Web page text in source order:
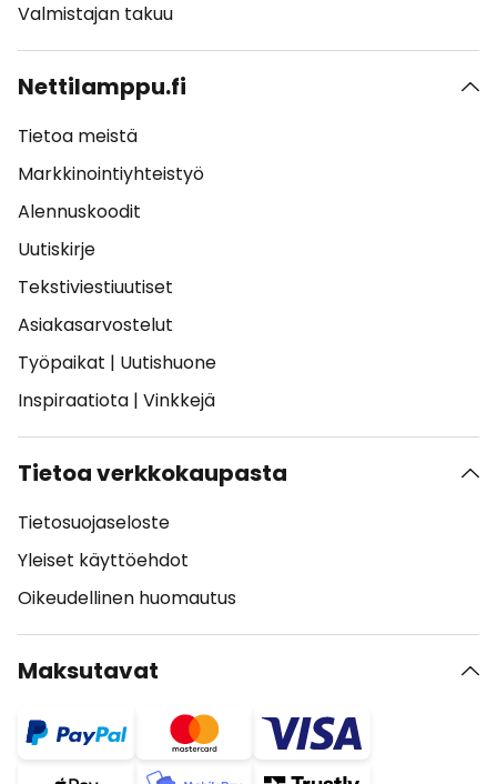
Valmistajan takuu
Nettilamppu.fi
Tietoa meistä
Markkinointiyhteistyö
Alennuskoodit
Uutiskirje
Tekstiviestiuutiset
Asiakasarvostelut
Työpaikat | Uutishuone
Inspiraatiota | Vinkkejä
Tietoa verkkokaupasta
Tietosuojaseloste
Yleiset käyttöehdot
Oikeudellinen huomautus
Maksutavat